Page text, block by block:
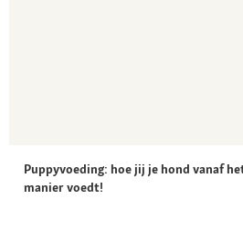
Puppyvoeding: hoe jij je hond vanaf
manier voedt!